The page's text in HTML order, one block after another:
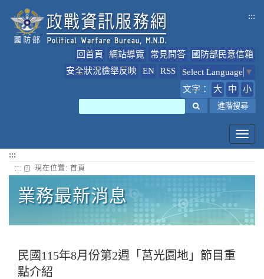
:::
回首頁 網站導覽 常見問答
國防部民意信箱
安全狀況檢舉反映
EN RSS Select Language ▼
文字：
大 中 小
進階搜尋
:::
::: 現在位置: 首頁
業務最新消息
民國115年8月份第2週「莒光園地」節目重
點介紹